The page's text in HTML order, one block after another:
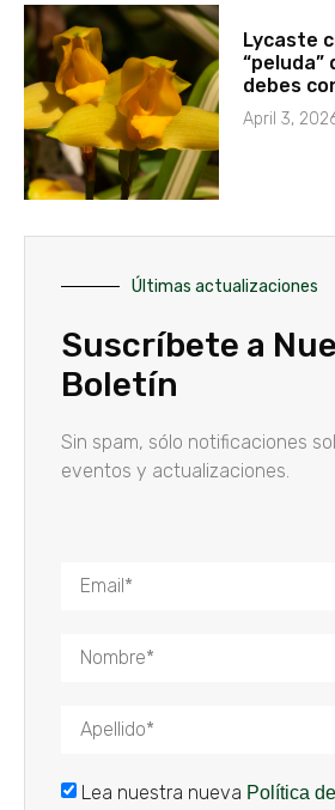
Lycaste
“peluda”
debes
April 3,
Últimas actualizaciones
Suscríbete a
Boletín
Sin spam, sólo notificaciones
eventos y actualizaciones.
Lea nuestra nueva Política